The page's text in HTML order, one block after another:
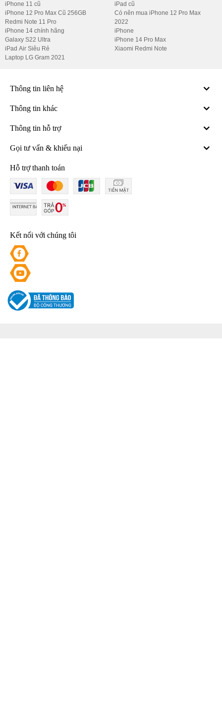
iPhone 11 cũ
iPhone 12 Pro Max Cũ 256GB
Redmi Note 11 Pro
iPhone 14 chính hãng
Galaxy S22 Ultra
iPad Air Siêu Rẻ
Laptop LG Gram 2021
iPad cũ
Có nên mua iPhone 12 Pro Max
2022
iPhone
iPhone 14 Pro Max
Xiaomi Redmi Note
Thông tin liên hệ
Thông tin khác
Thông tin hỗ trợ
Gọi tư vấn & khiếu nại
Hỗ trợ thanh toán
Kết nối với chúng tôi